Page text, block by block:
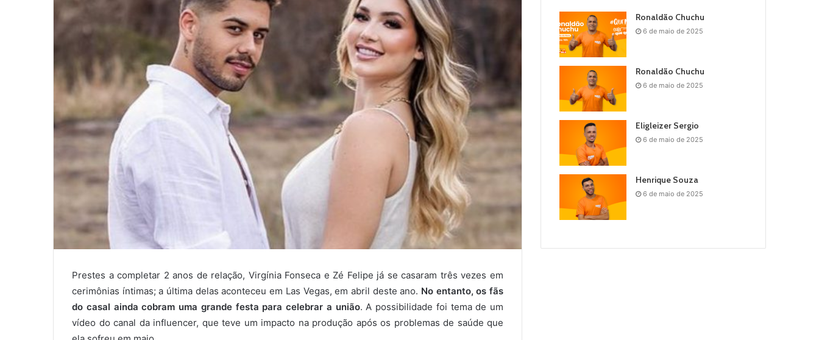
Prestes a completar 2 anos de relação, Virgínia Fonseca e Zé Felipe já se casaram três vezes em
cerimônias íntimas; a última delas aconteceu em Las Vegas, em abril deste ano. No entanto, os fãs
do casal ainda cobram uma grande festa para celebrar a união. A possibilidade foi tema de um
vídeo do canal da influencer, que teve um impacto na produção após os problemas de saúde que
Ronaldão Chuchu
6 de maio de 2025
Ronaldão Chuchu
6 de maio de 2025
Eligleizer Sergio
6 de maio de 2025
Henrique Souza
6 de maio de 2025